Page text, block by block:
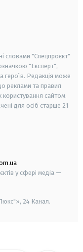
словами "Спецпроєкт"
"Експерт",
героїв. Редакція може
реклами та правил
сайтом.
для осіб старше 21
у сфері медіа —
24 Канал.